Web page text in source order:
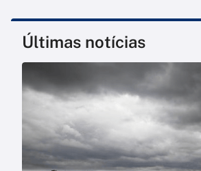
Últimas notícias